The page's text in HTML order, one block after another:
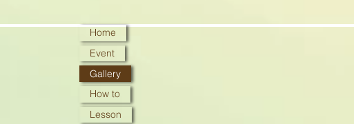
Home
Event
Gallery
How to
Lesson